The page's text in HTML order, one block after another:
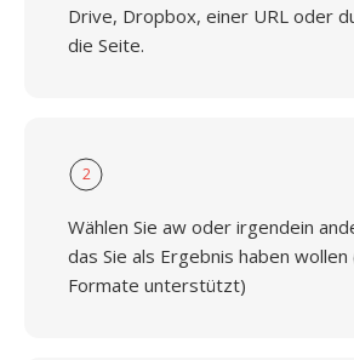
Drive, Dropbox, einer URL oder
die Seite.
2
Wählen Sie aw oder irgendein
das Sie als Ergebnis haben
Formate unterstützt)